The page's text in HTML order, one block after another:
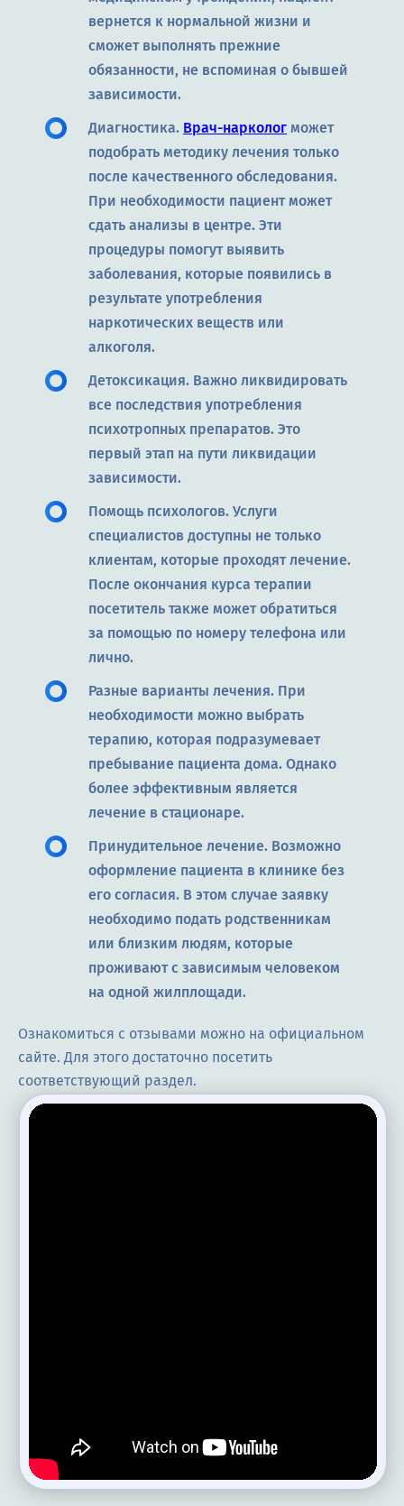
вернется к нормальной жизни и
сможет выполнять прежние
обязанности, не вспоминая о бывшей
зависимости.
Диагностика. Врач-нарколог может
подобрать методику лечения только
после качественного обследования.
При необходимости пациент может
сдать анализы в центре. Эти
процедуры помогут выявить
заболевания, которые появились в
результате употребления
наркотических веществ или
алкоголя.
Детоксикация. Важно ликвидировать
все последствия употребления
психотропных препаратов. Это
первый этап на пути ликвидации
зависимости.
Помощь психологов. Услуги
специалистов доступны не только
клиентам, которые проходят лечение.
После окончания курса терапии
посетитель также может обратиться
за помощью по номеру телефона или
лично.
Разные варианты лечения. При
необходимости можно выбрать
терапию, которая подразумевает
пребывание пациента дома. Однако
более эффективным является
лечение в стационаре.
Принудительное лечение. Возможно
оформление пациента в клинике без
его согласия. В этом случае заявку
необходимо подать родственникам
или близким людям, которые
проживают с зависимым человеком
на одной жилплощади.
Ознакомиться с отзывами можно на официальном
сайте. Для этого достаточно посетить
соответствующий раздел.